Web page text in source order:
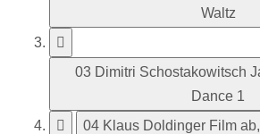
Waltz
03 Dimitri Schostakowitsch
Dance 1
04 Klaus Doldinger Film